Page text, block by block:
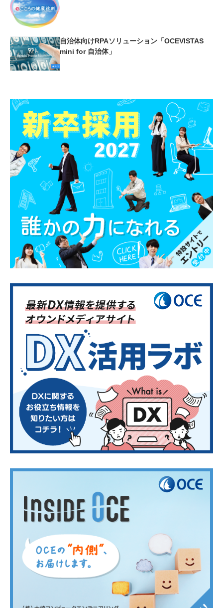
自治体向けRPAソリューション「OCEVISTAS
mini for 自治体」